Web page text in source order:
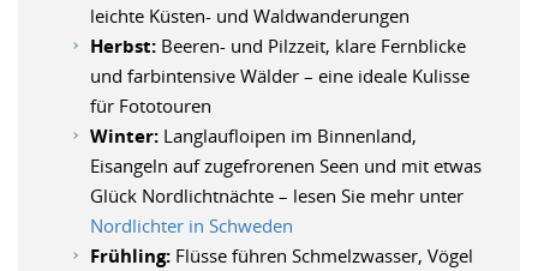
leichte Küsten- und Waldwanderungen
Herbst: Beeren- und Pilzzeit, klare Fernblicke
und farbintensive Wälder – eine ideale Kulisse
für Fototouren
Winter: Langlaufloipen im Binnenland,
Eisangeln auf zugefrorenen Seen und mit etwas
Glück Nordlichtnächte – lesen Sie mehr unter
Nordlichter in Schweden
Frühling: Flüsse führen Schmelzwasser, Vögel